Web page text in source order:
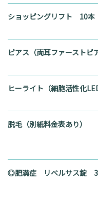
ショッピングリフト 10本
ピアス（両耳ファーストピ
ヒーライト（細胞活性化
脱毛（別紙料金表あり）
◎肥満症 リベルサス錠